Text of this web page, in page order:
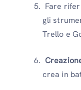
Fare
gli
Trello e
crea in